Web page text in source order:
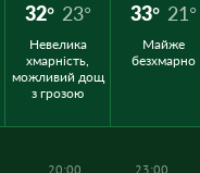
32° 23°
Невелика
хмарність,
можливий дощ
з грозою
33° 21°
Майже
безхмарно
20:00 23:00